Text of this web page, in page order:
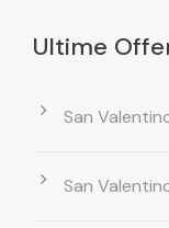
Ultime
San
San